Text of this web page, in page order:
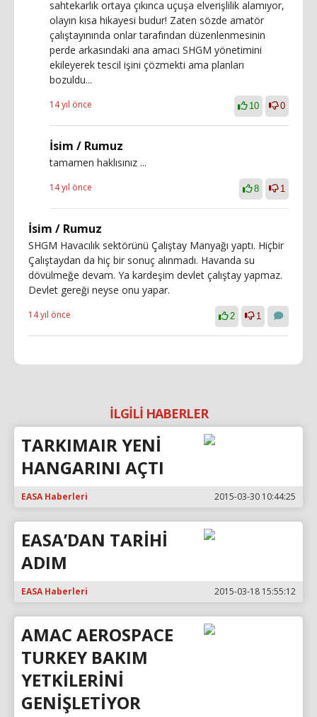
sahtekarlık ortaya çıkınca uçuşa elverişlilik alamıyor,
olayın kısa hikayesi budur! Zaten sözde amatör
çalıştayınında onlar tarafından düzenlenmesinin
perde arkasındaki ana amacı SHGM yönetimini
ekileyerek tescil işini çözmekti ama planları
bozuldu...
14 yıl önce 10 0
İsim / Rumuz
tamamen haklısınız ...
14 yıl önce 8 1
İsim / Rumuz
SHGM Havacılık sektörünü Çalıştay Manyağı yaptı. Hiçbir
Çalıştaydan da hiç bir sonuç alınmadı. Havanda su
dövülmeğe devam. Ya kardeşim devlet çalıştay yapmaz.
Devlet gereği neyse onu yapar.
14 yıl önce 2 1
İLGİLİ HABERLER
TARKIMAIR YENİ
HANGARINI AÇTI
EASA Haberleri 2015-03-30 10:44:25
EASA’DAN TARİHİ
ADIM
EASA Haberleri 2015-03-18 15:55:12
AMAC AEROSPACE
TURKEY BAKIM
YETKİLERİNİ
GENİŞLETİYOR